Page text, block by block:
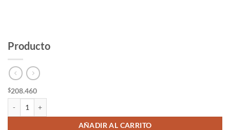
Producto
$208.460
AÑADIR AL CARRITO